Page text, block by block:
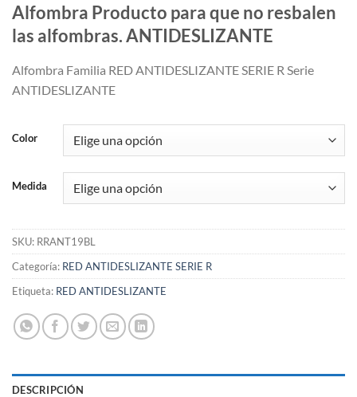
Alfombra Producto para que no resbalen
las alfombras. ANTIDESLIZANTE
Alfombra Familia RED ANTIDESLIZANTE SERIE R Serie
ANTIDESLIZANTE
Color
Medida
SKU: RRANT19BL
Categoría: RED ANTIDESLIZANTE SERIE R
Etiqueta: RED ANTIDESLIZANTE
DESCRIPCIÓN